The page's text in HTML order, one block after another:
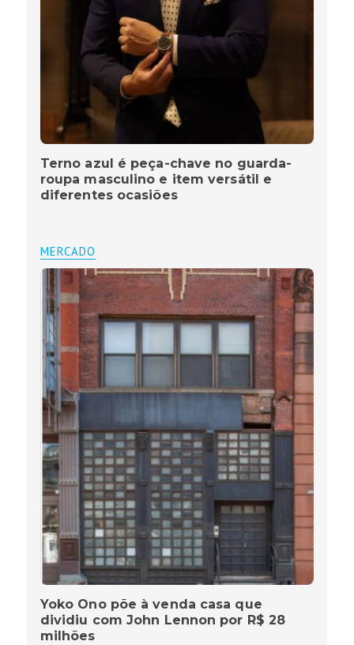
Terno azul é peça-chave no guarda-
roupa masculino e item versátil e
diferentes ocasiões
MERCADO
Yoko Ono põe à venda casa que
dividiu com John Lennon por R$ 28
milhões